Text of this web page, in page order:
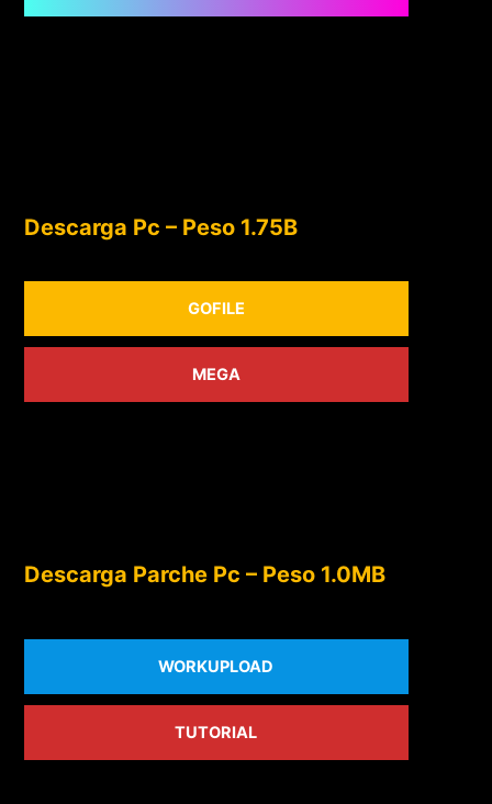
Descarga Pc – Peso 1.75B
GOFILE
MEGA
Descarga Parche Pc – Peso 1.0MB
WORKUPLOAD
TUTORIAL